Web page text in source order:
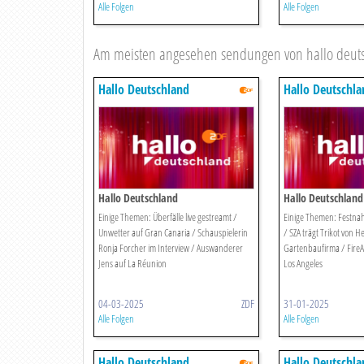
Alle Folgen Alle Folgen
Am meisten angesehen sendungen von hallo
Hallo Deutschland
Hallo Deutschland
Einige Themen: Überfälle live gestreamt /
Unwetter auf Gran Canaria / Schauspielerin
Ronja Forcher im Interview / Auswanderer
Jens auf La Réunion
04-03-2025 ZDF
Alle Folgen
Hallo
Hallo Deutschland
Einige Themen:
/ SZA trägt Trikot von
Gartenbaufirma /
Los Angeles
31-01-2025
Alle Folgen